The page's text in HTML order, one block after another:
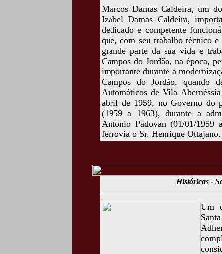
Marcos Damas Caldeira, um
Izabel Damas Caldeira,
dedicado e competente
que, com seu trabalho técnico
grande parte da sua vida e
Campos do Jordão, na época,
importante durante a
Campos do Jordão, quando
Automáticos de Vila
abril de 1959, no Governo do
(1959 a 1963), durante a
Antonio Padovan (01/01/1959
ferrovia o Sr. Henrique Ottajano.
Históricas -
Um